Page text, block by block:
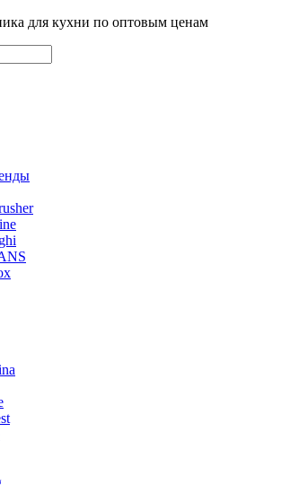
для кухни по оптовым ценам